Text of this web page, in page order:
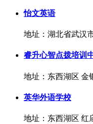
怡文英语
地址：湖北省武汉
睿升心智点拨培训
地址：东西湖区 金
英华外语学校
地址：东西湖区 红